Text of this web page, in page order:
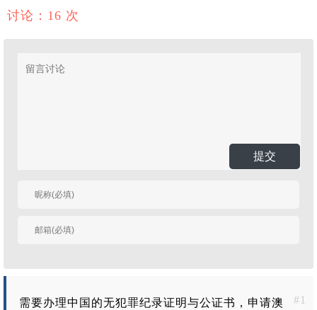
讨论：16 次
有人回复时邮件通知
提交
#1
需要办理中国的无犯罪纪录证明与公证书，申请澳